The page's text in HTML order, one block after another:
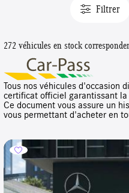
Filtrer
272 véhicules en stock
Tous nos véhicules d'occasion
certificat officiel garantissant
Ce document vous assure un
vous permettant d'acheter en